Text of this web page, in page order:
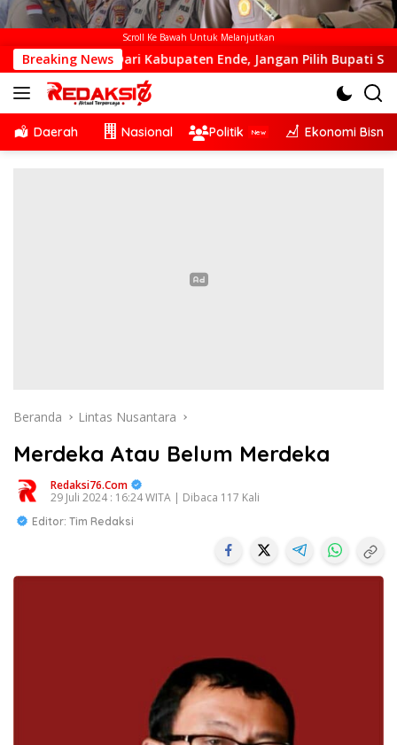
Scroll Ke Bawah Untuk Melanjutkan
Breaking News
Dari Kabupaten Ende, Jangan Pilih Bupati Suka ‘Wora-
Daerah Nasional Politik Ekonomi Bisnis
Beranda Lintas Nusantara
Merdeka Atau Belum Merdeka
Redaksi76.com
29 Juli 2024 : 16:24 WITA | Dibaca 117 Kali
Editor: Tim Redaksi